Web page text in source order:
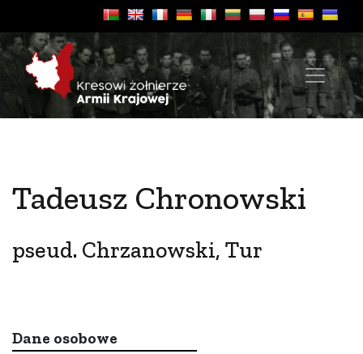
Tadeusz Chronowski
pseud. Chrzanowski, Tur
Dane osobowe